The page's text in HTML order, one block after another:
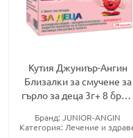
Кутия Джуниър-Ангин
Близалки за смучене за
гърло за деца 3г+ 8 броя,
Бранд: JUNIOR-ANGIN
Категория: Лечение и